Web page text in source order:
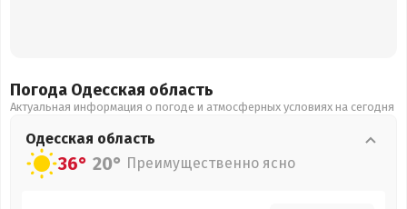
Погода Одесская область
Актуальная информация о погоде и атмосферных условиях на сегодня
Одесская область
36° 20° Преимущественно ясно